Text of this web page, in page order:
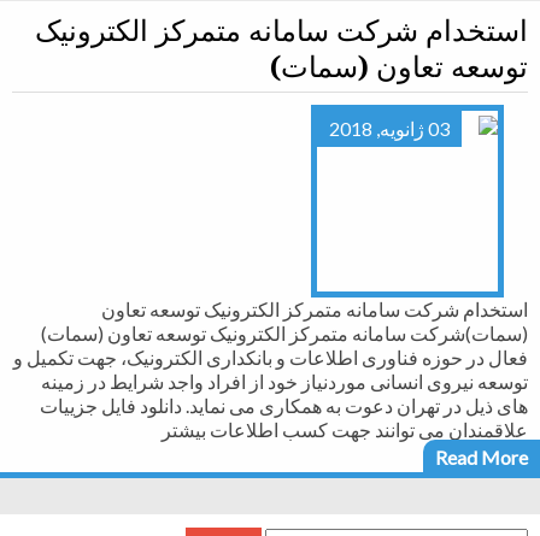
استخدام شرکت سامانه متمرکز الکترونیک
توسعه تعاون (سمات)
03 ژانویه, 2018
استخدام شرکت سامانه متمرکز الکترونیک توسعه تعاون
(سمات)شرکت سامانه متمرکز الکترونیک توسعه تعاون (سمات)
فعال در حوزه فناوری اطلاعات و بانکداری الکترونیک، جهت تکمیل و
توسعه نیروی انسانی موردنیاز خود از افراد واجد شرایط در زمینه
های ذیل در تهران دعوت به همکاری می نماید. دانلود فایل جزییات
علاقمندان می­ توانند جهت کسب اطلاعات بیشتر
Read More